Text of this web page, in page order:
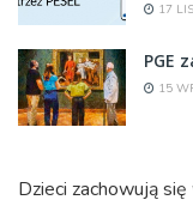
17
PGE
15
Dzieci zachowują